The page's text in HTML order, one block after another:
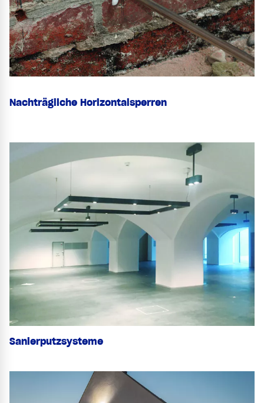
Nachträgliche Horizontalsperren
Sanierputzsysteme